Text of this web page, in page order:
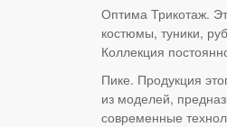
Оптима Трикотаж.
костюмы, туники,
Коллекция
Пике. Продукция
из моделей,
современные